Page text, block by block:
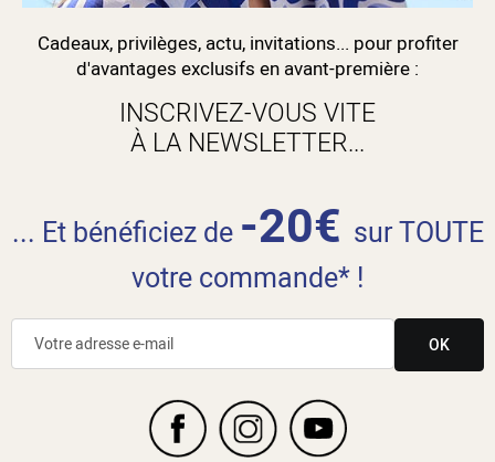
Cadeaux, privilèges, actu, invitations... pour profiter
d'avantages exclusifs en avant-première :
INSCRIVEZ-VOUS VITE
À LA NEWSLETTER...
... Et bénéficiez de -20€ sur TOUTE
votre commande* !
OK